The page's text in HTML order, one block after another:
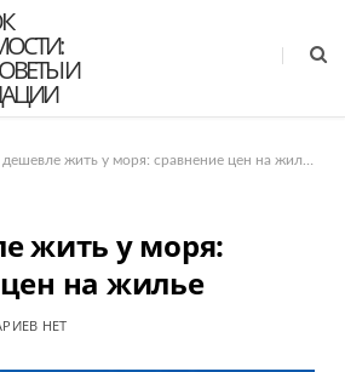
И
жить у моря:
на жилье
НЕТ